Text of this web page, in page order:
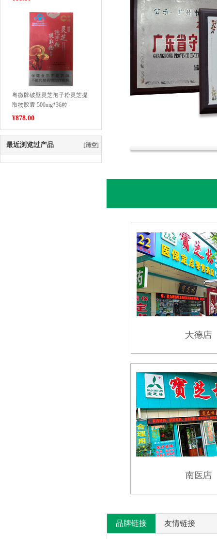
粤微牌破壁灵芝孢子粉灵芝提
取物胶囊 500mg*36粒
¥878.00
最近浏览过产品 [清空]
品牌链接 友情链接